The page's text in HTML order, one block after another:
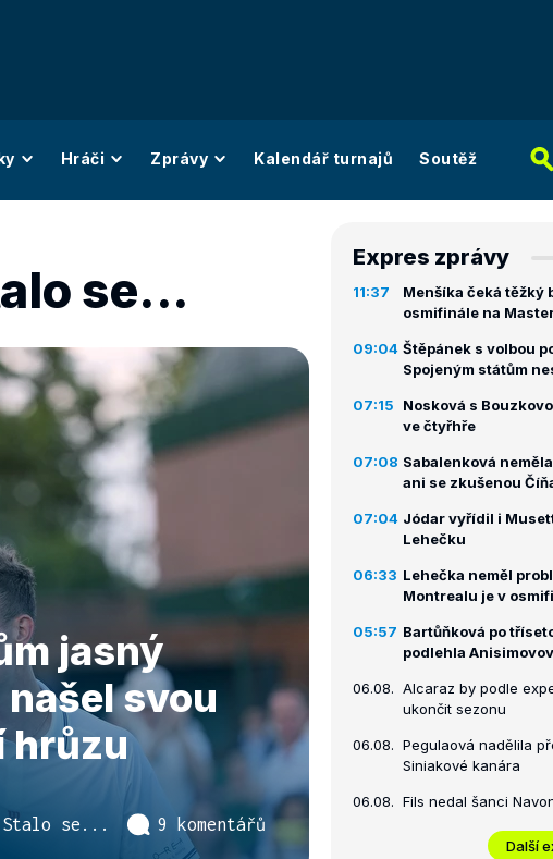
Hráči Zprávy Kalendář turnajů Soutěž
se...
jasný
svou
hrůzu
Stalo se... 9 komentářů
Expres zprávy
11:37
Menšíka čeká těžký
osmifinále na
09:04 Štěpánek s volbou
Spojeným státům
07:15
Nosková s
ve čtyřhře
07:08 Sabalenková
ani se zkušenou
07:04 Jódar vyřídil i
Lehečku
06:33 Lehečka neměl
Montrealu je v
05:57 Bartůňková po
podlehla
06.08. Alcaraz by podle
ukončit sezonu
06.08. Pegulaová nadělila
Siniakové kanára
06.08. Fils nedal šanci
Další